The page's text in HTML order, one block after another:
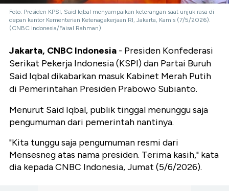
Foto: Presiden KPSI, Said Iqbal menyampaikan keterangan saat unjuk rasa di
depan kantor Kementerian Ketenagakerjaan RI, Jakarta, Kamis (7/5/2026).
(CNBC Indonesia/Faisal Rahman)
Jakarta, CNBC Indonesia - Presiden Konfederasi
Serikat Pekerja Indonesia (KSPI) dan Partai Buruh
Said Iqbal dikabarkan masuk Kabinet Merah Putih
di Pemerintahan Presiden Prabowo Subianto.
Menurut Said Iqbal, publik tinggal menunggu saja
pengumuman dari pemerintah nantinya.
"Kita tunggu saja pengumuman resmi dari
Mensesneg atas nama presiden. Terima kasih," kata
dia kepada CNBC Indonesia, Jumat (5/6/2026).